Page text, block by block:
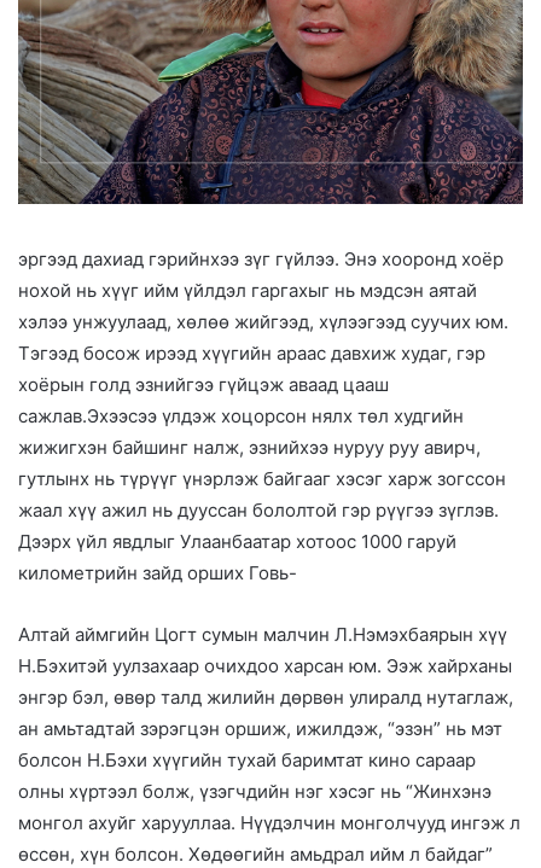
эргээд дахиад гэрийнхээ зүг гүйлээ. Энэ хооронд хоёр
нохой нь хүүг ийм үйлдэл гаргахыг нь мэдсэн аятай
хэлээ унжуулаад, хөлөө жийгээд, хүлээгээд суучих юм.
Тэгээд босож ирээд хүүгийн араас давхиж худаг, гэр
хоёрын голд эзнийгээ гүйцэж аваад цааш
сажлав.Эхээсээ үлдэж хоцорсон нялх төл худгийн
жижигхэн байшинг налж, эзнийхээ нуруу руу авирч,
гутлынх нь түрүүг үнэрлэж байгааг хэсэг харж зогссон
жаал хүү ажил нь дууссан бололтой гэр рүүгээ зүглэв.
Дээрх үйл явдлыг Улаанбаатар хотоос 1000 гаруй
километрийн зайд орших Говь-
Алтай аймгийн Цогт сумын малчин Л.Нэмэхбаярын хүү
Н.Бэхитэй уулзахаар очихдоо харсан юм. Ээж хайрханы
энгэр бэл, өвөр талд жилийн дөрвөн улиралд нутаглаж,
ан амьтадтай зэрэгцэн оршиж, ижилдэж, “эзэн” нь мэт
болсон Н.Бэхи хүүгийн тухай баримтат кино сараар
олны хүртээл болж, үзэгчдийн нэг хэсэг нь “Жинхэнэ
монгол ахуйг харууллаа. Нүүдэлчин монголчууд ингэж л
өссөн, хүн болсон. Хөдөөгийн амьдрал ийм л байдаг”